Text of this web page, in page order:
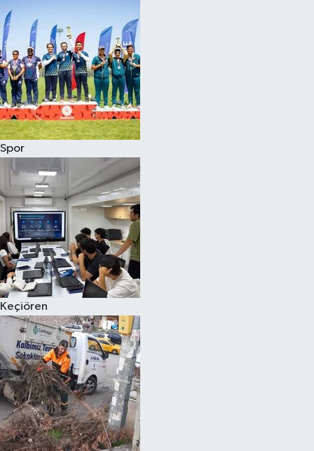
Spor
Keçiören